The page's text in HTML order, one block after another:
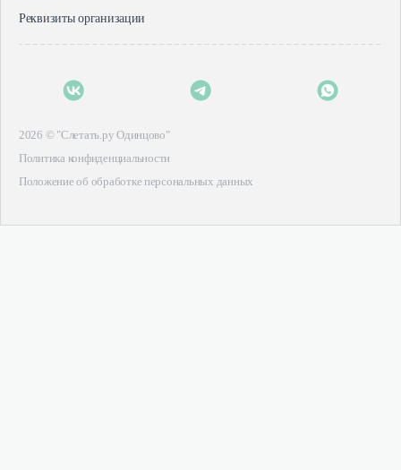
Реквизиты организации
2026 © "Слетать.ру Одинцово"
Политика конфиденциальности
Положение об обработке персональных данных